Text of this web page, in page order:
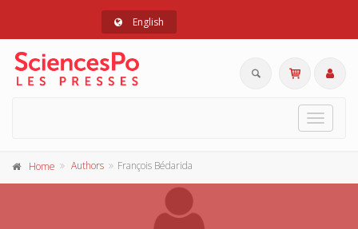
English
Toggle
Home Authors François Bédarida